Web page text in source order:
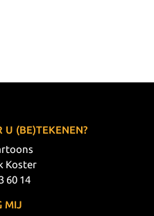
U (BE)TEKENEN?
Koster
60 14
MIJ